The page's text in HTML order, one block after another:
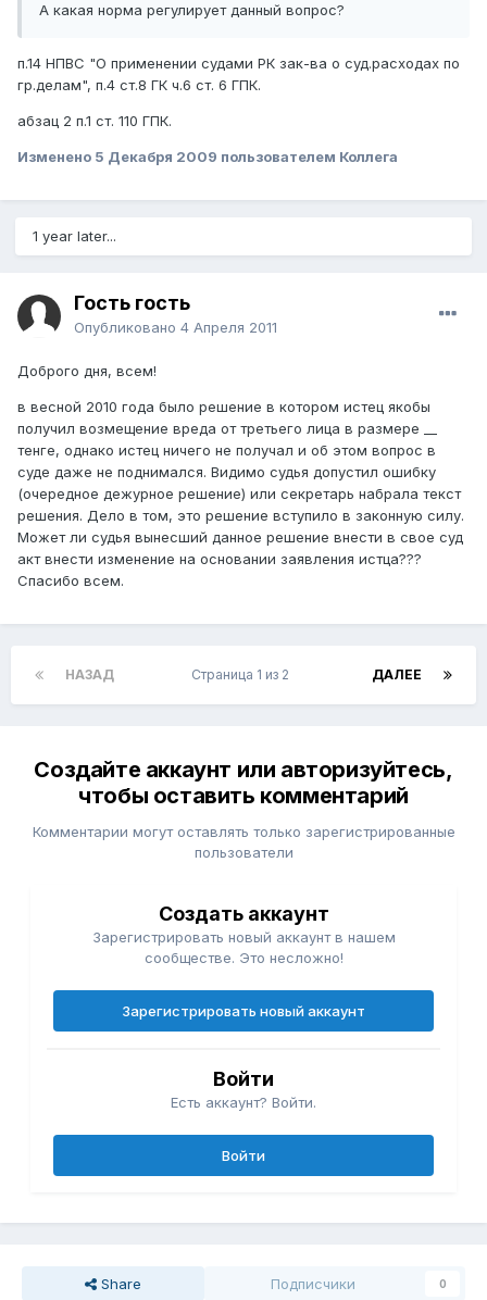
А какая норма регулирует данный вопрос?
п.14 НПВС "О применении судами РК зак-ва о суд.расходах по
гр.делам", п.4 ст.8 ГК ч.6 ст. 6 ГПК.
абзац 2 п.1 ст. 110 ГПК.
Изменено 5 Декабря 2009 пользователем Коллега
1 year later...
Гость гость
Опубликовано 4 Апреля 2011
Доброго дня, всем!
в весной 2010 года было решение в котором истец якобы
получил возмещение вреда от третьего лица в размере __
тенге, однако истец ничего не получал и об этом вопрос в
суде даже не поднимался. Видимо судья допустил ошибку
(очередное дежурное решение) или секретарь набрала текст
решения. Дело в том, это решение вступило в законную силу.
Может ли судья вынесший данное решение внести в свое суд
акт внести изменение на основании заявления истца???
Спасибо всем.
НАЗАД ДАЛЕЕ
Страница 1 из 2
Создайте аккаунт или авторизуйтесь,
чтобы оставить комментарий
Комментарии могут оставлять только зарегистрированные
пользователи
Создать аккаунт
Зарегистрировать новый аккаунт в нашем
сообществе. Это несложно!
Зарегистрировать новый аккаунт
Войти
Есть аккаунт? Войти.
Войти
Share Подписчики 0